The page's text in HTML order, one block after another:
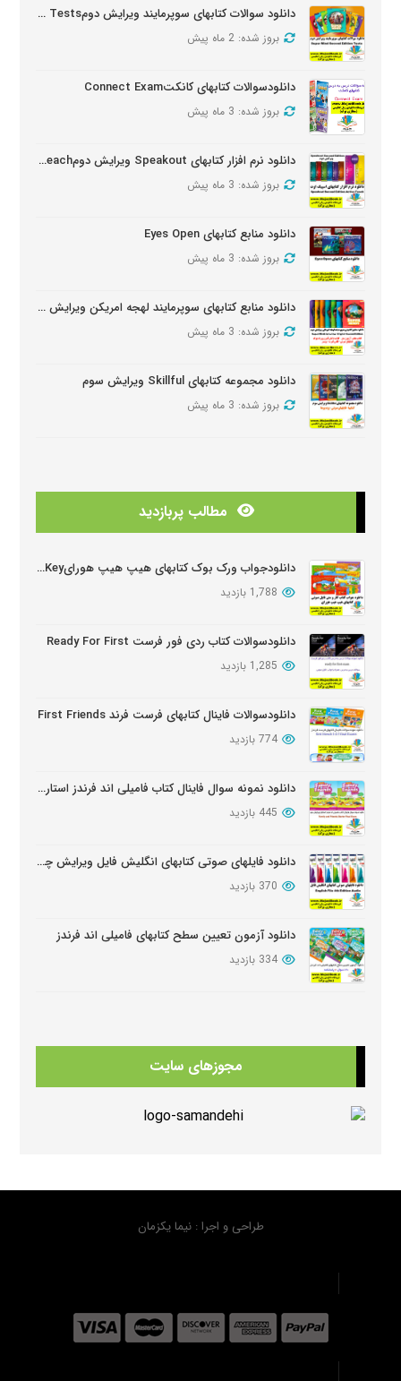
دانلود سوالات کتابهای سوپرمایند ویرایش دومSuper Mind Tests
بروز شده: 2 ماه پیش
دانلودسوالات کتابهای کانکتConnect Exam
بروز شده: 3 ماه پیش
دانلود نرم افزار کتابهای Speakout ویرایش دومSpeakout Active Teach
بروز شده: 3 ماه پیش
دانلود منابع کتابهای Eyes Open
بروز شده: 3 ماه پیش
دانلود منابع کتابهای سوپرمایند لهجه امریکن ویرایش دومSuper Minds American Second Edition
بروز شده: 3 ماه پیش
دانلود مجموعه کتابهای Skillful ویرایش سوم
بروز شده: 3 ماه پیش
دانلود دوره آموزشی Wider World ویرایش دوم
دانلود سوالات کتابهای Oxford Discover
مطالب پربازدید
دانلودجواب ورک بوک کتابهای هیپ هیپ هورایHip Hip Hooray Workbook Key
1,788 بازدید
دانلودسوالات کتاب ردی فور فرست Ready For First
1,285 بازدید
دانلودسوالات فاینال کتابهای فرست فرند First Friends
774 بازدید
دانلود نمونه سوال فاینال کتاب فامیلی اند فرندز استارتر ویرایش دوم
445 بازدید
دانلود فایلهای صوتی کتابهای انگلیش فایل ویرایش چهارم English File Edition Audio
370 بازدید
دانلود آزمون تعیین سطح کتابهای فامیلی اند فرندز
334 بازدید
مجوزهای سایت
طراحی و اجرا : نیما یکزمان